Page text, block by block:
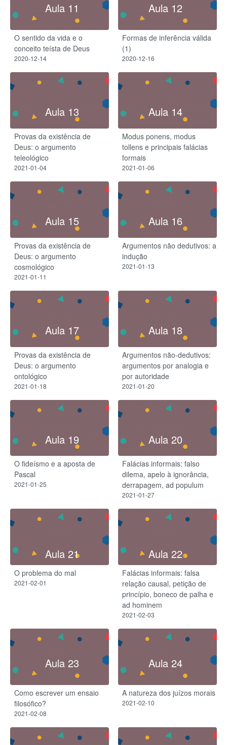
Aula 11
O sentido da vida e o
conceito teísta de Deus
2020-12-14
Aula 12
Formas de inferência válida
(1)
2020-12-16
Aula 13
Provas da existência de
Deus: o argumento
teleológico
2021-01-04
Aula 14
Modus ponens, modus
tollens e principais falácias
formais
2021-01-06
Aula 15
Provas da existência de
Deus: o argumento
cosmológico
2021-01-11
Aula 16
Argumentos não dedutivos: a
indução
2021-01-13
Aula 17
Provas da existência de
Deus: o argumento
ontológico
2021-01-18
Aula 18
Argumentos não-dedutivos:
argumentos por analogia e
por autoridade
2021-01-20
Aula 19
O fideísmo e a aposta de
Pascal
2021-01-25
Aula 20
Falácias informais: falso
dilema, apelo à ignorância,
derrapagem, ad populum
2021-01-27
Aula 21
O problema do mal
2021-02-01
Aula 22
Falácias informais: falsa
relação causal, petição de
princípio, boneco de palha e
ad hominem
2021-02-03
Aula 23
Como escrever um ensaio
filosófico?
2021-02-08
Aula 24
A natureza dos juízos morais
2021-02-10